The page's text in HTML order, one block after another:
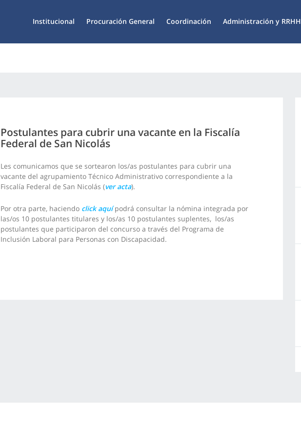
Institucional Procuración General Coordinación Administración y RRHH
Postulantes para cubrir una vacante en la Fiscalía
Federal de San Nicolás
Les comunicamos que se sortearon los/as postulantes para cubrir una
vacante del agrupamiento Técnico Administrativo correspondiente a la
Fiscalía Federal de San Nicolás (ver acta).
Por otra parte, haciendo click aquí podrá consultar la nómina integrada por
las/os 10 postulantes titulares y los/as 10 postulantes suplentes, los/as
postulantes que participaron del concurso a través del Programa de
Inclusión Laboral para Personas con Discapacidad.